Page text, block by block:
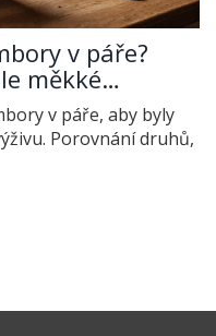
v páře?
měkké
v páře, aby byly
Porovnání druhů,